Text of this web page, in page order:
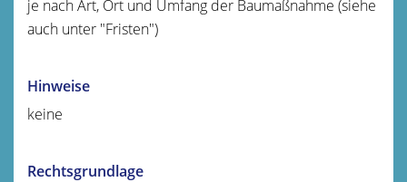
je nach Art, Ort und Umfang der Baumaßnahme (siehe
auch unter "Fristen")
Hinweise
keine
Rechtsgrundlage